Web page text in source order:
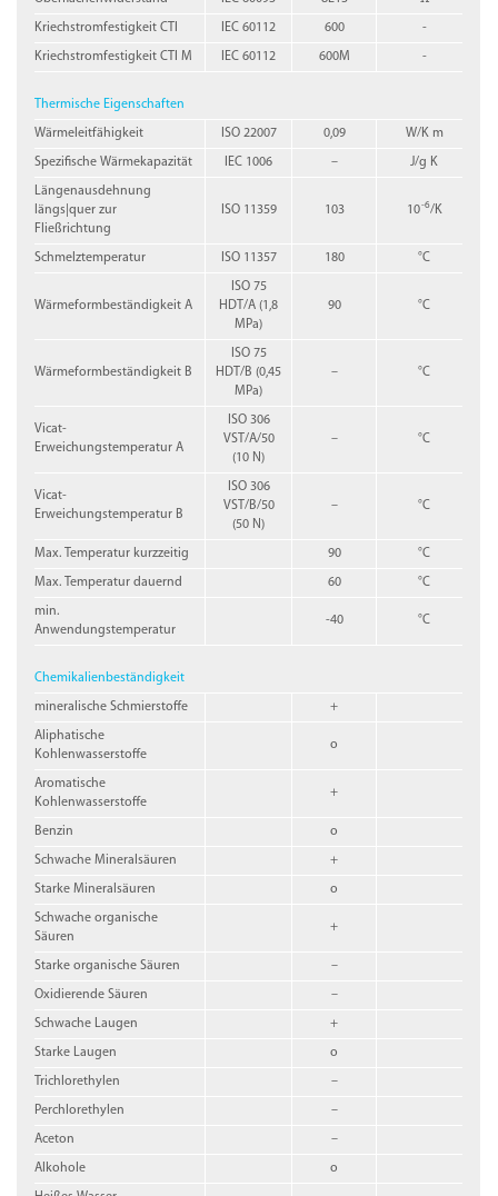
Kriechstromfestigkeit CTI IEC 60112 600 -
Kriechstromfestigkeit CTI M IEC 60112 600M -
Thermische Eigenschaften
Wärmeleitfähigkeit ISO 22007 0,09 W/K m
Spezifische Wärmekapazität IEC 1006 – J/g K
Längenausdehnung
längs|quer zur
Fließrichtung
ISO 11359 103 10-6/K
Schmelztemperatur ISO 11357 180 °C
Wärmeformbeständigkeit A
ISO 75
HDT/A (1,8
MPa)
90 °C
Wärmeformbeständigkeit B
ISO 75
HDT/B (0,45
MPa)
– °C
Vicat-
Erweichungstemperatur A
ISO 306
VST/A/50
(10 N)
– °C
Vicat-
Erweichungstemperatur B
ISO 306
VST/B/50
(50 N)
– °C
Max. Temperatur kurzzeitig 90 °C
Max. Temperatur dauernd 60 °C
min.
Anwendungstemperatur
-40 °C
Chemikalienbeständigkeit
mineralische Schmierstoffe +
Aliphatische
Kohlenwasserstoffe
o
Aromatische
Kohlenwasserstoffe
+
Benzin o
Schwache Mineralsäuren +
Starke Mineralsäuren o
Schwache organische
Säuren
+
Starke organische Säuren –
Oxidierende Säuren –
Schwache Laugen +
Starke Laugen o
Trichlorethylen –
Perchlorethylen –
Aceton –
Alkohole o